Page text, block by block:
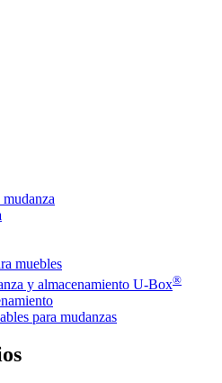
muebles
y almacenamiento U-Box®
para mudanzas